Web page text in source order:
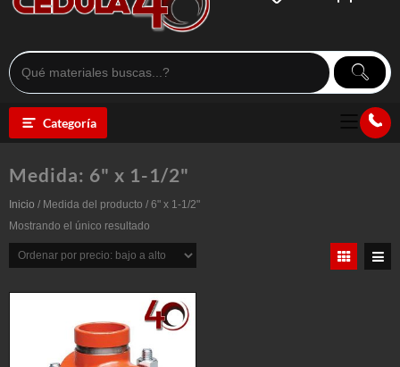
Categoría
Medida: 6" x 1-1/2"
Inicio / Medida del producto / 6" x 1-1/2"
Mostrando el único resultado